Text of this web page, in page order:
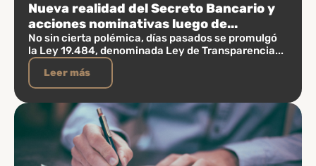
Nueva realidad del Secreto Bancario y
acciones nominativas luego de...
No sin cierta polémica, días pasados se promulgó
la Ley 19.484, denominada Ley de Transparencia...
Leer más